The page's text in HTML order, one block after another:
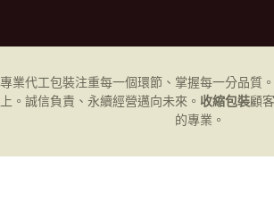
專業代工包裝注重每一個環節、掌握每一分品質
上。誠信負責、永續經營邁向未來。 收縮包裝顧
的專業。